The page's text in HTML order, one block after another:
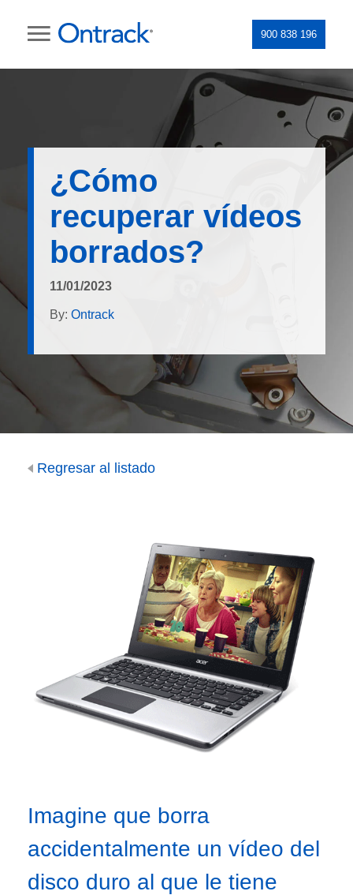
900 838 196
¿Cómo
recuperar vídeos
borrados?
11/01/2023
By: Ontrack
Regresar al listado
Imagine que borra
accidentalmente un vídeo del
disco duro al que le tiene